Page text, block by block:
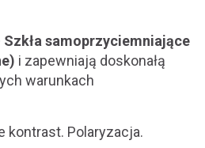
Szkła samoprzyciemniające
i zapewniają doskonałą
warunkach
kontrast. Polaryzacja.